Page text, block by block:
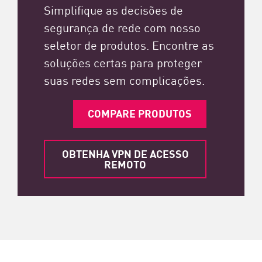
Simplifique as decisões de
segurança de rede com nosso
seletor de produtos. Encontre as
soluções certas para proteger
suas redes sem complicações.
COMPARE PRODUTOS
OBTENHA VPN DE ACESSO
REMOTO